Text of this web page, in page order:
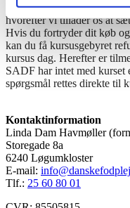
Du har 10 hverdage til at
hvorefter vi tillader os at
Hvis du fortryder dit køb
kan du få kursusgebyret
kursus dag. Herefter er
SADF har intet med
spørgsmål rettes direkte til
Kontaktinformation
Linda Dam Havmøller
Storegade 8a
6240 Løgumkloster
E-mail:
Tlf.: 25 60 80 01